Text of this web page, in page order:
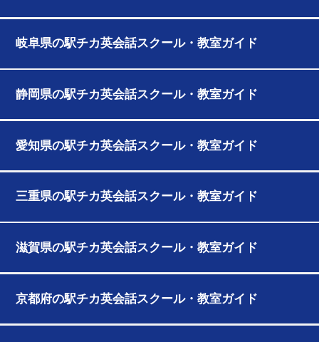
岐阜県の駅チカ英会話スクール・教室ガイド
静岡県の駅チカ英会話スクール・教室ガイド
愛知県の駅チカ英会話スクール・教室ガイド
三重県の駅チカ英会話スクール・教室ガイド
滋賀県の駅チカ英会話スクール・教室ガイド
京都府の駅チカ英会話スクール・教室ガイド